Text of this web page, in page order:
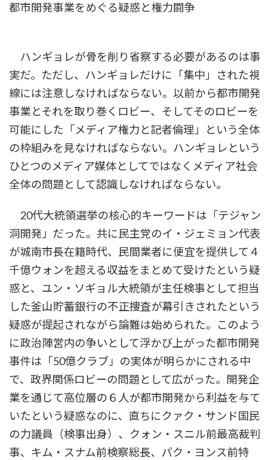
都市開発事業をめぐる疑惑と権力闘争
ハンギョレが骨を削り省察する必要があるのは事
実だ。ただし、ハンギョレだけに「集中」された視
線には注意しなければならない。以前から都市開発
事業とそれを取り巻くロビー、そしてそのロビーを
可能にした「メディア権力と記者倫理」という全体
の枠組みを見なければならない。ハンギョレという
ひとつのメディア媒体としてではなくメディア社会
全体の問題として認識しなければならない。
20代大統領選挙の核心的キーワードは「テジャン
洞開発」だった。共に民主党のイ・ジェミョン代表
が城南市長在籍時代、民間業者に便宜を提供して４
千億ウォンを超える収益をまとめて受けたという疑
惑と、ユン・ソギョル大統領が主任検事として担当
した釜山貯蓄銀行の不正捜査が幕引きされたという
疑惑が提起されながら論難は始められた。このよう
に政治陣営内の争いとして浮かび上がった都市開発
事件は「50億クラブ」の実体が明らかにされる中
で、政界関係ロビーの問題として広がった。開発企
業を通じて高位層の６人が都市開発から利益を与て
いたという疑惑なのに、直ちにクァク・サンド国民
の力議員（検事出身）、クォン・スニル前最高裁判
事、キム・スナム前検察総長、パク・ヨンス前特